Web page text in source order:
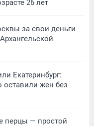
26 лет
за свои деньги
Екатеринбург:
оставили жен без
перцы — простой